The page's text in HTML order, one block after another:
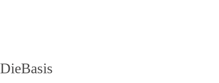
DieBasis